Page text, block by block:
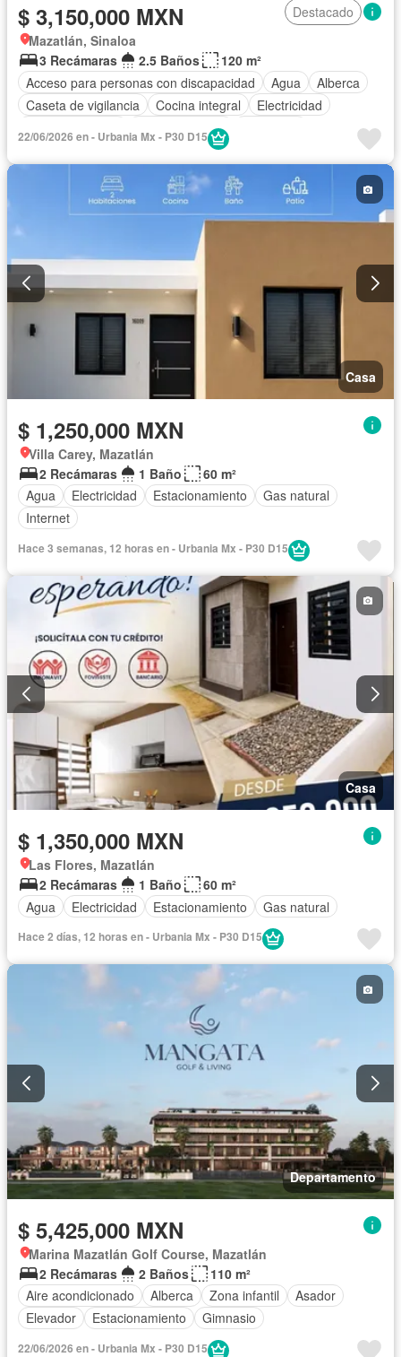
$ 3,150,000 MXN
Destacado
Mazatlán, Sinaloa
3 Recámaras
2.5 Baños
120 m²
Acceso para personas con discapacidad
Agua
Alberca
Caseta de vigilancia
Cocina integral
Electricidad
Sala polivalente
22/06/2026 en - Urbania Mx - P30 D15
Casa
$ 1,250,000 MXN
Villa Carey, Mazatlán
2 Recámaras
1 Baño
60 m²
Agua
Electricidad Estacionamiento
Gas natural
Internet
Hace 3 semanas, 12 horas en - Urbania Mx - P30 D15
Casa
$ 1,350,000 MXN
Las Flores, Mazatlán
2 Recámaras
1 Baño
60 m²
Agua
Electricidad Estacionamiento Gas natural
Hace 2 días, 12 horas en - Urbania Mx - P30 D15
Departamento
$ 5,425,000 MXN
Marina Mazatlán Golf Course, Mazatlán
2 Recámaras
2 Baños
110 m²
Aire acondicionado
Alberca Zona infantil
Asador
Elevador
Estacionamiento Gimnasio
22/06/2026 en - Urbania Mx - P30 D15